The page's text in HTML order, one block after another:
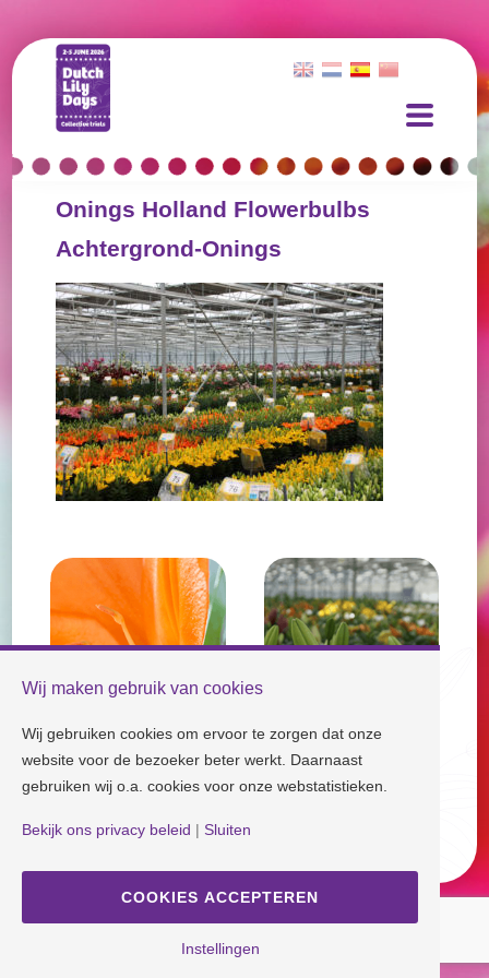
Onings Holland Flowerbulbs
Achtergrond-Onings
Check our socials and stay tuned!
Wij maken gebruik van cookies
Wij gebruiken cookies om ervoor te zorgen dat onze
website voor de bezoeker beter werkt. Daarnaast
gebruiken wij o.a. cookies voor onze webstatistieken.
Bekijk ons privacy beleid | Sluiten
COOKIES ACCEPTEREN
Instellingen